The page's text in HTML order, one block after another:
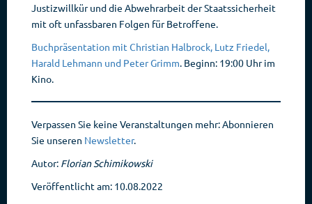
Justizwillkür und die Abwehrarbeit der Staatssicherheit
mit oft unfassbaren Folgen für Betroffene.
Buchpräsentation mit Christian Halbrock, Lutz Friedel,
Harald Lehmann und Peter Grimm. Beginn: 19:00 Uhr im
Kino.
Verpassen Sie keine Veranstaltungen mehr: Abonnieren
Sie unseren Newsletter.
Autor: Florian Schimikowski
Veröffentlicht am: 10.08.2022